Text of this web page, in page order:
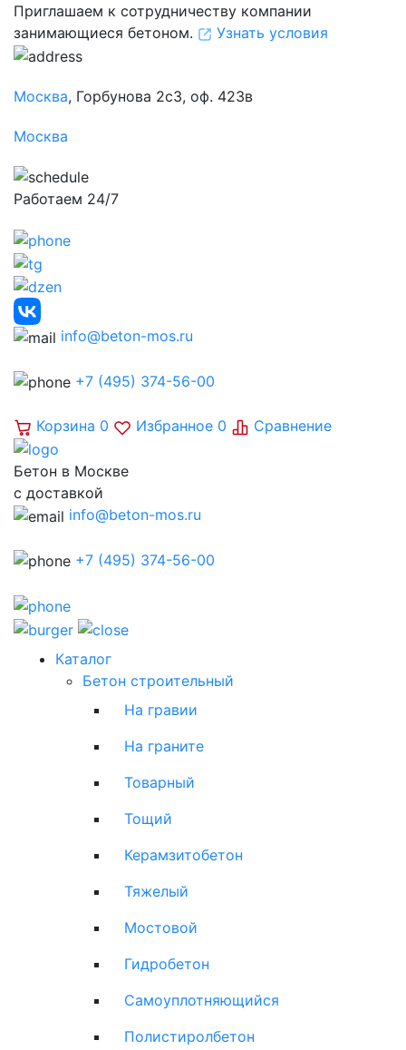
Приглашаем к сотрудничеству компании
занимающиеся бетоном.
Узнать условия
Москва, Горбунова 2с3, оф. 423в
Москва
Работаем 24/7
info@beton-mos.ru
+7 (495) 374-56-00
Корзина 0 Избранное 0 Сравнение
Бетон в Москве
с доставкой
info@beton-mos.ru
+7 (495) 374-56-00
Каталог
Бетон строительный
На гравии
На граните
Товарный
Тощий
Керамзитобетон
Тяжелый
Мостовой
Гидробетон
Самоуплотняющийся
Полистиролбетон